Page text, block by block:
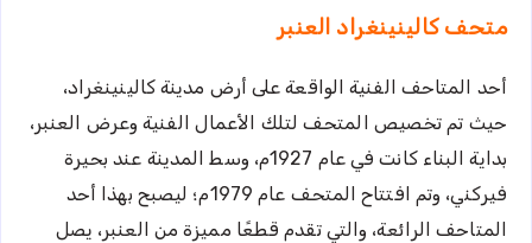
متحف كالينينغراد العنبر
أحد المتاحف الفنية الواقعة على أرض مدينة كالينينغراد،
حيث تم تخصيص المتحف لتلك الأعمال الفنية وعرض العنبر،
بداية البناء كانت في عام 1927م، وسط المدينة عند بحيرة
فيركني، وتم افتتاح المتحف عام 1979م؛ ليصبح بهذا أحد
المتاحف الرائعة، والتي تقدم قطعًا مميزة من العنبر، يصل